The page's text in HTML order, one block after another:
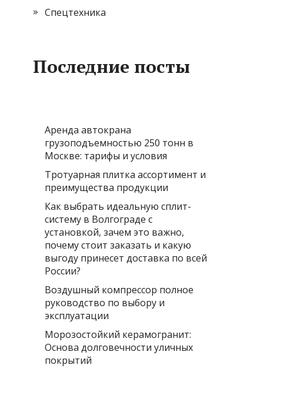
Спецтехника
Последние посты
Аренда автокрана
грузоподъемностью 250 тонн в
Москве: тарифы и условия
Тротуарная плитка ассортимент и
преимущества продукции
Как выбрать идеальную сплит-
систему в Волгограде с
установкой, зачем это важно,
почему стоит заказать и какую
выгоду принесет доставка по всей
России?
Воздушный компрессор полное
руководство по выбору и
эксплуатации
Морозостойкий керамогранит:
Основа долговечности уличных
покрытий